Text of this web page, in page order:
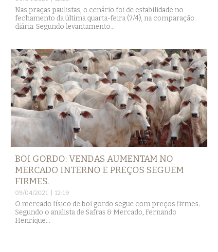
Nas praças paulistas, o cenário foi de estabilidade no
fechamento da última quarta-feira (7/4), na comparação
diária. Segundo levantamento...
BOI GORDO: VENDAS AUMENTAM NO
MERCADO INTERNO E PREÇOS SEGUEM
FIRMES.
09/04/2021 | 12:19
O mercado físico de boi gordo segue com preços firmes.
Segundo o analista de Safras & Mercado, Fernando
Henrique...